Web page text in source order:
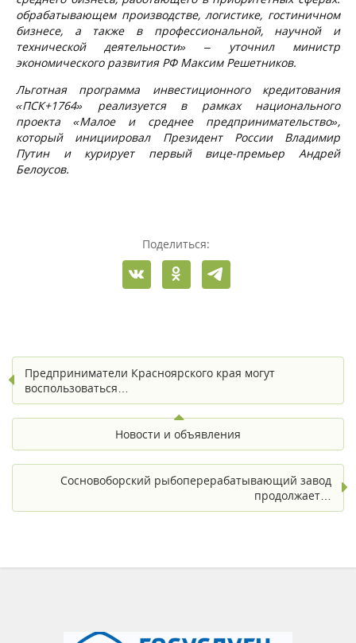
обрабатывающем производстве, логистике, гостиничном
бизнесе, а также в профессиональной, научной и
технической деятельности» – уточнил министр
экономического развития РФ Максим Решетников.
Льготная программа инвестиционного кредитования
«ПСК+1764» реализуется в рамках национального
проекта «Малое и среднее предпринимательство»,
который инициировал Президент России Владимир
Путин и курирует первый вице-премьер Андрей
Белоусов.
Поделиться:
Предприниматели Красноярского края могут
воспользоваться…
Новости и объявления
Сосновоборский рыбоперерабатывающий завод
продолжает…